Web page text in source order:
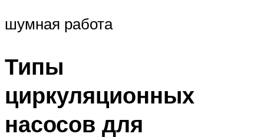
шумная работа
Типы
циркуляционных
насосов для